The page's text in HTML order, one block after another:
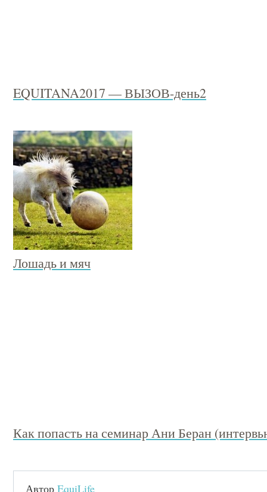
EQUITANA2017 — ВЫЗОВ-день2
Лошадь и мяч
Как попасть на семинар Ани Беран
Автор EquiLife